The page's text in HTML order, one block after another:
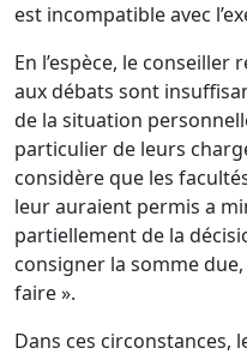
est incompatible avec
En l’espèce, le conseiller
aux débats sont
de la situation
particulier de leurs
considère que les
leur auraient permis a
partiellement de la
consigner la somme due,
faire ».
Dans ces circonstances,